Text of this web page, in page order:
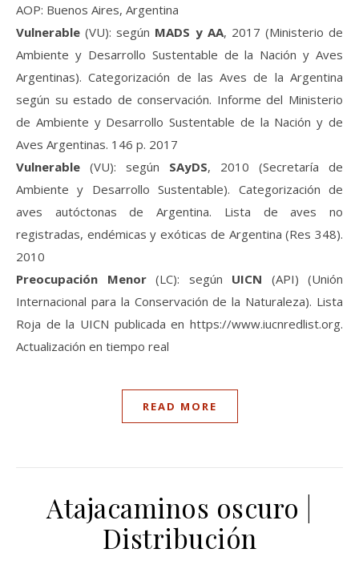
AOP: Buenos Aires, Argentina
Vulnerable (VU): según MADS y AA, 2017 (Ministerio de
Ambiente y Desarrollo Sustentable de la Nación y Aves
Argentinas). Categorización de las Aves de la Argentina
según su estado de conservación. Informe del Ministerio
de Ambiente y Desarrollo Sustentable de la Nación y de
Aves Argentinas. 146 p. 2017
Vulnerable (VU): según SAyDS, 2010 (Secretaría de
Ambiente y Desarrollo Sustentable). Categorización de
aves autóctonas de Argentina. Lista de aves no
registradas, endémicas y exóticas de Argentina (Res 348).
2010
Preocupación Menor(LC): según UICN (API) (Unión
Internacional para la Conservación de la Naturaleza). Lista
Roja de la UICN publicada en https://www.iucnredlist.org.
Actualización en tiempo real
READ MORE
Atajacaminos oscuro |
Distribución